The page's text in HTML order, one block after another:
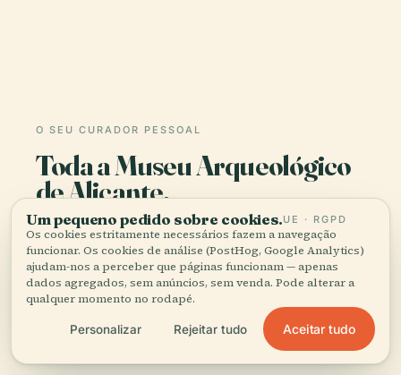
O SEU CURADOR PESSOAL
Toda a Museu Arqueológico
de Alicante,
bem contada.
Guias de áudio para mais de 1.100 cidades em 96
países. História, relatos e conhecimento local —
disponíveis offline.
Um pequeno pedido sobre cookies.UE · RGPD
Os cookies estritamente necessários fazem a navegação
funcionar. Os cookies de análise (PostHog, Google Analytics)
ajudam-nos a perceber que páginas funcionam — apenas
dados agregados, sem anúncios, sem venda. Pode alterar a
qualquer momento no rodapé.
Personalizar Rejeitar tudo Aceitar tudo